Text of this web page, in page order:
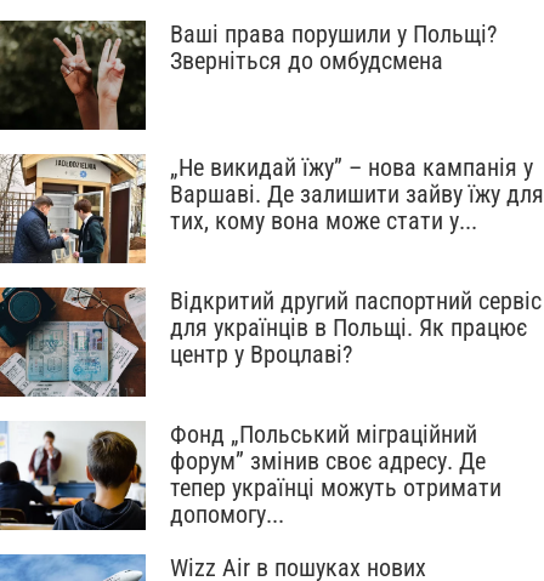
Ваші права порушили у Польщі?
Зверніться до омбудсмена
„Не викидай їжу” – нова кампанія у
Варшаві. Де залишити зайву їжу для
тих, кому вона може стати у...
Відкритий другий паспортний сервіс
для українців в Польщі. Як працює
центр у Вроцлаві?
Фонд „Польський міграційний
форум” змінив своє адресу. Де
тепер українці можуть отримати
допомогу...
Wizz Air в пошуках нових